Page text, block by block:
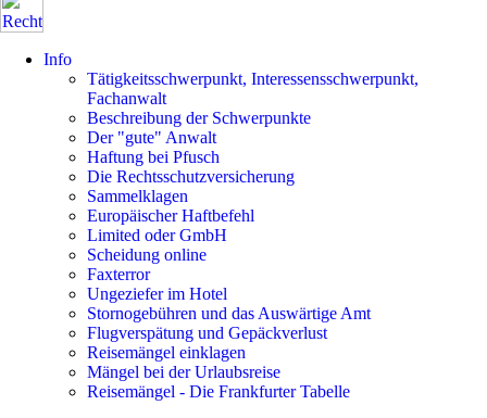
Info
Tätigkeitsschwerpunkt, Interessensschwerpunkt,
Fachanwalt
Beschreibung der Schwerpunkte
Der "gute" Anwalt
Haftung bei Pfusch
Die Rechtsschutzversicherung
Sammelklagen
Europäischer Haftbefehl
Limited oder GmbH
Scheidung online
Faxterror
Ungeziefer im Hotel
Stornogebühren und das Auswärtige Amt
Flugverspätung und Gepäckverlust
Reisemängel einklagen
Mängel bei der Urlaubsreise
Reisemängel - Die Frankfurter Tabelle